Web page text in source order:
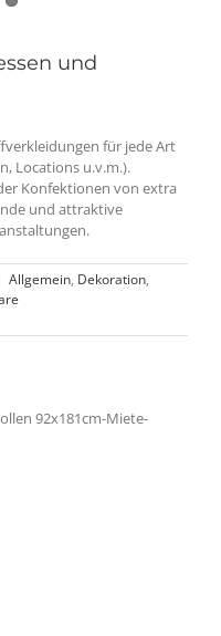
und
für jede Art
Locations u.v.m.).
Konfektionen von extra
und attraktive
Allgemein, Dekoration,